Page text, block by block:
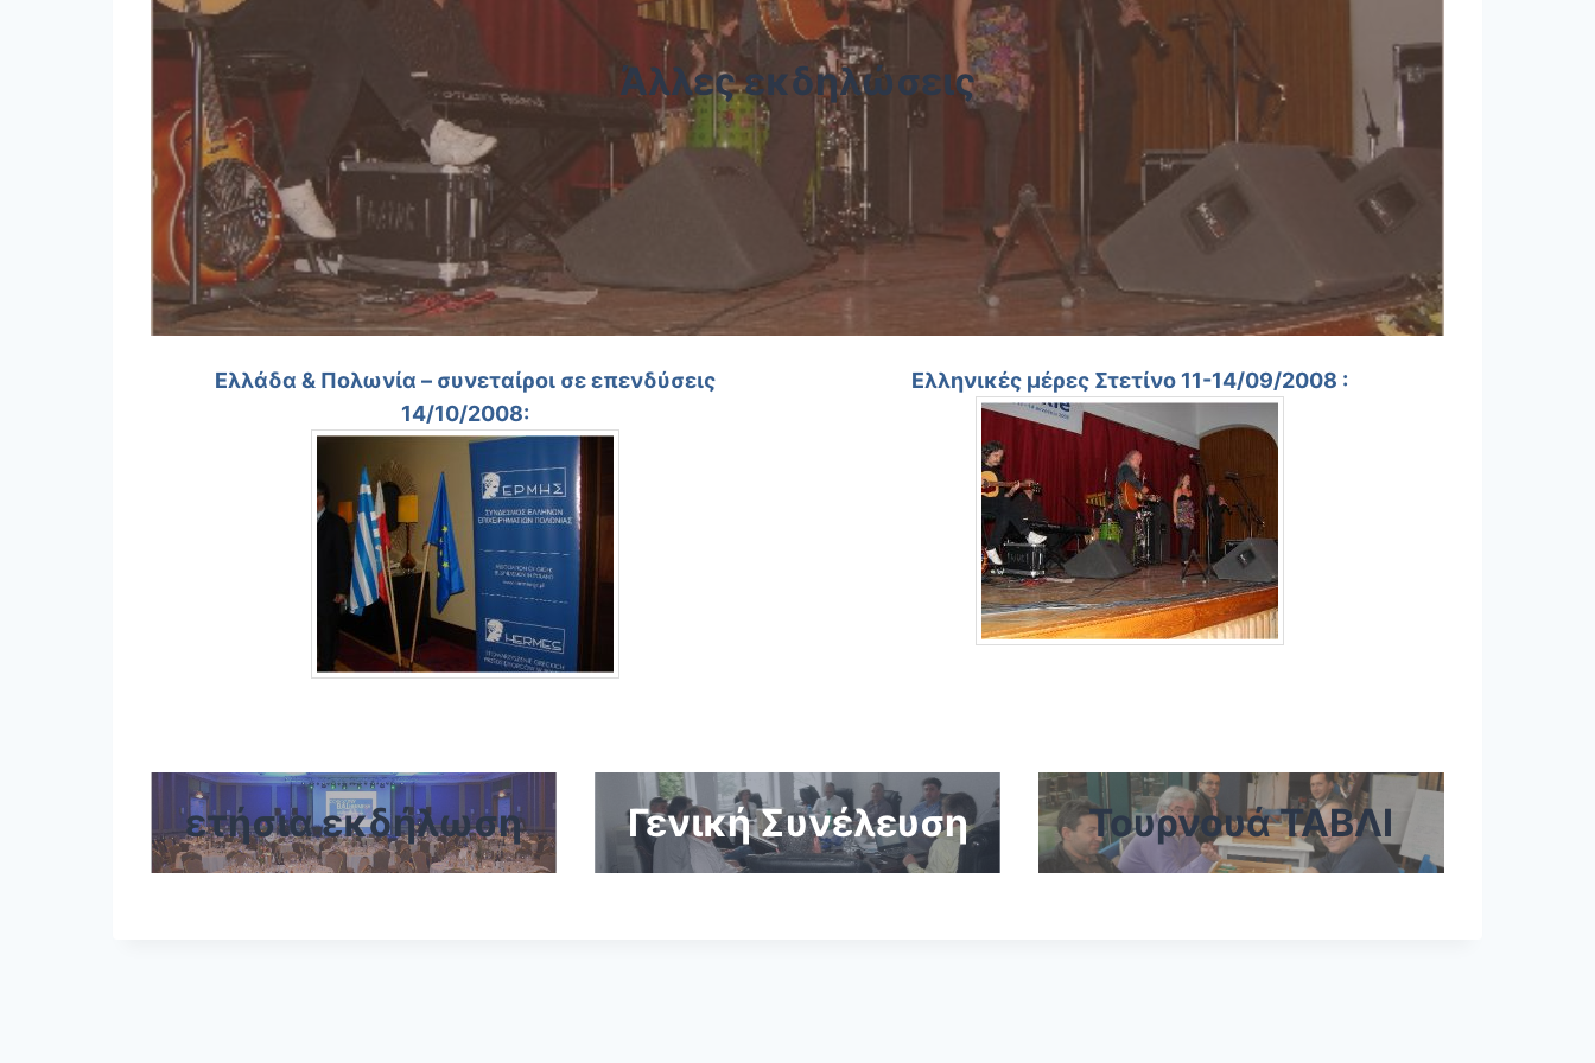
Άλλες εκδηλώσεις
Ελλάδα & Πολωνία – συνεταίροι σε επενδύσεις
14/10/2008:
Ελληνικές μέρες Στετίνο 11-14/09/2008 :
ετήσια εκδήλωση Γενική Συνέλευση Τουρνουά ΤΑΒΛΙ